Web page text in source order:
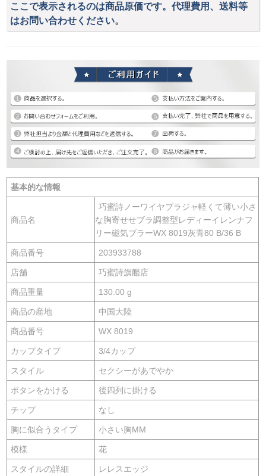
ここで表示されるのは商品原価です。代理費用、送料等
はお問い合わせください。
基本的な情報
商品名
巧蜜詩ノーワイヤブラジャ軽くて薄い小さ
な胸寄せせブラ調整型レディーイレンナフ
リー磁気ブラーWX 8019灰青80 B/36 B
商品番号 203933788
店舗 巧蜜詩旗艦店
商品重量 130.00 g
商品の産地 中国大陸
商品番号 WX 8019
カップタイプ 3/4カップ
スタイル セクシーがあでやか
ボタンをかける 後四列に掛ける
チップ なし
胸に似合うタイプ 小さい胸MM
模様 花
スタイルの詳細 レレスエッジ